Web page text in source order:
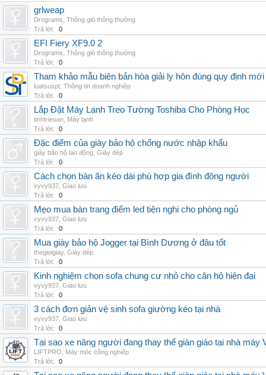
grlweap
Drograms Thông gió thông thường
Trả lời:
0
EFI Fiery XF9.0 2
Drograms Thông gió thông thường
Trả lời:
0
Tham khảo mẫu biên bản hòa giải ly hôn đúng quy định mới
luatsuspt Thông tin doanh nghiệp
Trả lời:
0
Lắp Đặt Máy Lạnh Treo Tường Toshiba Cho Phòng Học
tinhtrieuan Máy lạnh
Trả lời:
0
Đặc điểm của giày bảo hộ chống nước nhập khẩu
giày bảo hộ lao động Giày dép
Trả lời:
0
Cách chọn bàn ăn kéo dài phù hợp gia đình đông người
vyvy937 Giao lưu
Trả lời:
0
Mẹo mua bàn trang điểm led tiện nghi cho phòng ngủ
vyvy937 Giao lưu
Trả lời:
0
Mua giày bảo hộ Jogger tại Bình Dương ở đâu tốt
thegioigiay, Giày dép
Trả lời:
0
Kinh nghiệm chọn sofa chung cư nhỏ cho căn hộ hiện đại
vyvy937 Giao lưu
Trả lời:
0
3 cách đơn giản vệ sinh sofa giường kéo tại nhà
vyvy937 Giao lưu
Trả lời:
0
Tại sao xe nâng người đang thay thế giàn giáo tại nhà máy
LIFTPRO
Máy móc công nghiệp
Trả lời:
0